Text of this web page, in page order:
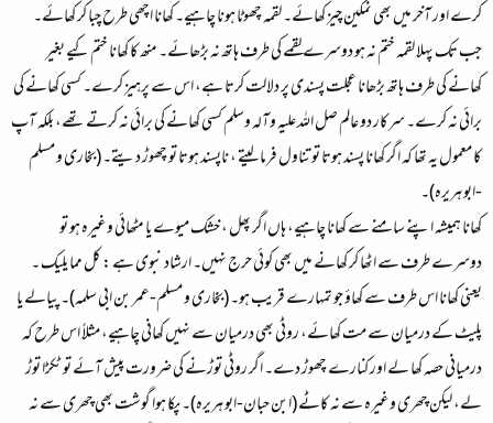
کرے اور آخر میں بھی نمکین چیز کھائے۔ لقمہ چھوٹا ہونا چاہیے۔ کھانا اچھی طرح چبا کر کھائے۔
جب تک پہلا لقمہ ختم نہ ہو دوسرے لقمے کی طرف ہاتھ نہ بڑھائے۔ منھ کا کھانا ختم کیے بغیر
کھانے کی طرف ہاتھ بڑھانا عجلت پسندی پر دلالت کرتا ہے، اس سے پرہیز کرے۔ کسی کھانے کی
برائی نہ کرے۔ سرکار دو عالم صل اللہ علیہ وآلہ وسلم کسی کھانے کی برائی نہ کرتے تھے، بلکہآپ
کا معمول یہ تھا کہ اگر کھانا پسند ہوتا تو تناول فرما لیتے ، ناپسند ہوتا تو چھوڑ دیتے۔(بخاری و مسلم
-ابو ہریرہ)۔
کھانا ہمیشہ اپنے سامنے سے کھانا چاہیے، ہاں اگر پھل ، خشک میوے یا مٹھائی وغیرہ ہو تو
دوسرے طرف سے اٹھا کر کھانے میں بھی کوئی حرج نہیں۔ ارشاد نبوی ہے :کل مما یلیک ۔
یعنی کھانا اس طرف سے کھاؤ جو تمہارے قریب ہو۔(بخاری و مسلم-عمر بن ابی سلمہ)۔ پیالے یا
پلیٹ کے درمیان سے مت کھائے، روٹی بھی درمیان سے نہیں کھانی چاہیے، مثلاً اس طرح کہ
درمیانی حصہ کھا لے اور کنارے چھوڑ دے۔ اگر روٹی توڑنے کی ضرورت پیش آئے تو ٹکڑا توڑ
لے، لیکن چھری وغیرہ سے نہ کاٹے (ابن حبان-ابو ہریرہ)۔ پکا ہوا گوشت بھی چھری سے نہ